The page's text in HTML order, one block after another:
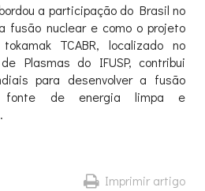
a participação do Brasil no
fusão nuclear e como o projeto
TCABR, localizado no
Plasmas do IFUSP, contribui
para desenvolver a fusão
fonte de energia limpa e
Imprimir artigo